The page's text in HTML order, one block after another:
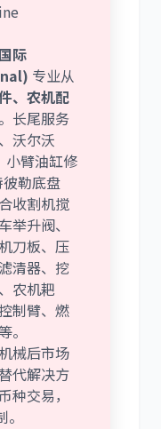
际
专业从
、农机配
长尾服务
沃尔沃
小臂油缸修
勒底盘
收割机搅
举升阀、
刀板、压
清器、挖
农机耙
制臂、燃
。
械后市场
代解决方
种交易，